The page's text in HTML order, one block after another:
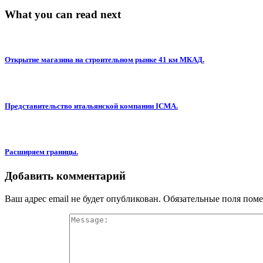
What you can read next
Открытие магазина на строительном рынке 41 км МКАД.
Представительство итальянской компании ICMA.
Расширяем границы.
Добавить комментарий
Ваш адрес email не будет опубликован. Обязательные поля